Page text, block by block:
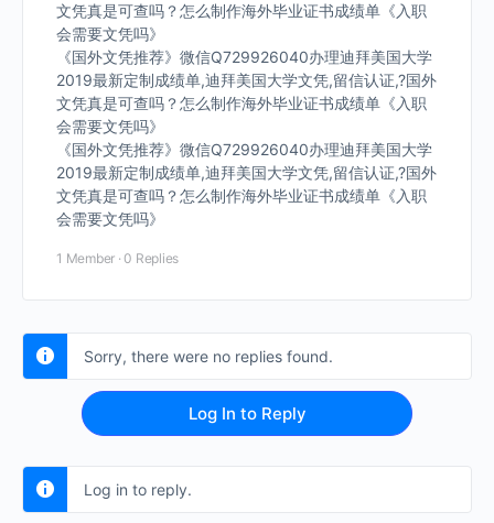
文凭真是可查吗？怎么制作海外毕业证书成绩单《入职
会需要文凭吗》
《国外文凭推荐》微信Q729926040办理迪拜美国大学
2019最新定制成绩单,迪拜美国大学文凭,留信认证,?国外
文凭真是可查吗？怎么制作海外毕业证书成绩单《入职
会需要文凭吗》
《国外文凭推荐》微信Q729926040办理迪拜美国大学
2019最新定制成绩单,迪拜美国大学文凭,留信认证,?国外
文凭真是可查吗？怎么制作海外毕业证书成绩单《入职
会需要文凭吗》
1 Member · 0 Replies
Sorry, there were no replies found.
Log In to Reply
Log in to reply.